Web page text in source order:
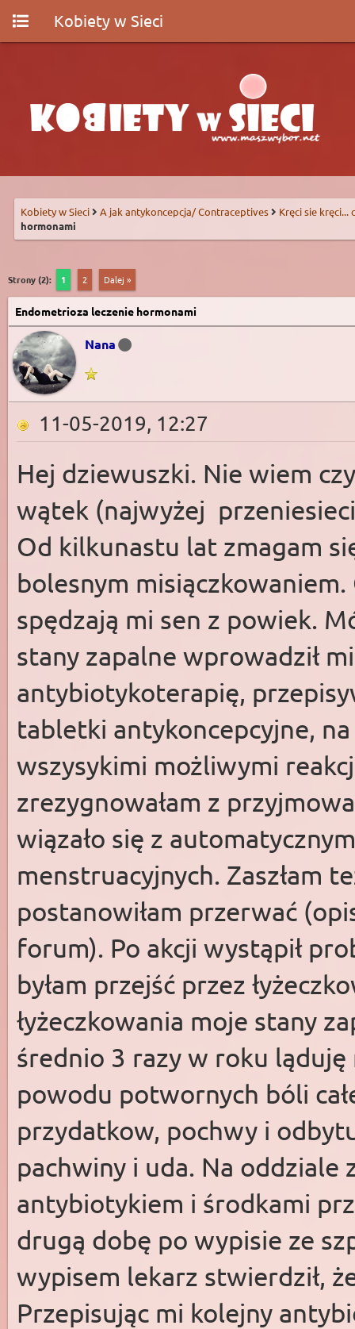
Kobiety w Sieci
Kobiety w Sieci A jak antykoncepcja/ Contraceptives
Kręci sie kręci...
hormonami
Strony (2): 1 2 Dalej »
Endometrioza leczenie hormonami
Nana
11-05-2019, 12:27
Hej dziewuszki. Nie wiem
wątek (najwyżej
Od kilkunastu lat zmagam
bolesnym misiączkowaniem.
spędzają mi sen z powiek.
stany zapalne wprowadził mi
antybiotykoterapię,
tabletki antykoncepcyjne,
wszysykimi możliwymi
zrezygnowałam z
wiązało się z
menstruacyjnych. Zaszłam
postanowiłam przerwać
forum). Po akcji wystąpił
byłam przejść przez
łyżeczkowania moje stany
średnio 3 razy w roku
powodu potwornych bóli
przydatkow, pochwy i
pachwiny i uda. Na oddziale
antybiotykiem i środkami
drugą dobę po wypisie ze
wypisem lekarz stwierdził,
Przepisując mi kolejny